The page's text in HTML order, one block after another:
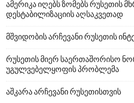
ამერიკა იღებს ზომებს რუსეთის
დესტაბილიზაციის აღსაკვეთად
მშვიდობის არჩევანი რუსეთის
რუსეთის მიერ საერთაშორისო
უგულვებელყოფის პრობლემა
აშკარა არჩევანი რუსეთისთვის